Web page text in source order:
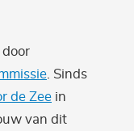
. Sinds
de Zee in
van dit